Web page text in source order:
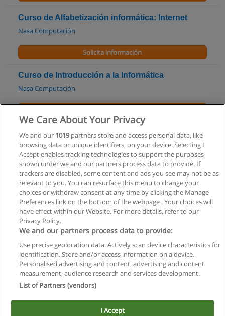
Curso de Alfabetización informática: Internet
Nasa Computación
Solicita información
Curso de Introducción a la Informática
Nasa Computación
Curso PFP Efectos Visuales
I.C. Image Campus SA
Solicita información
Privacidad de datos
Contactar con Educaedu
Copyright © Educaedu Business S.L. - CIF : B-95610580: -
We Care About Your Privacy
We and our 1019partners store and access personal data, like
browsing data or unique identifiers, on your device. Selecting I
Accept enables tracking technologies to support the purposes
shown under we and our partners process data to provide. If
trackers are disabled, some content and ads you see may not be as
relevant to you. You can resurface this menu to change your
choices or withdraw consent at any time by clicking the Manage
Preferences link on the bottom of the webpage . Your choices will
have effect within our Website. For more details, refer to our
Privacy Policy.
We and our partners process data to provide:
Use precise geolocation data. Actively scan device characteristics for
identification. Store and/or access information on a device.
Personalised advertising and content, advertising and content
measurement, audience research and services development.
List of Partners (vendors)
I Accept